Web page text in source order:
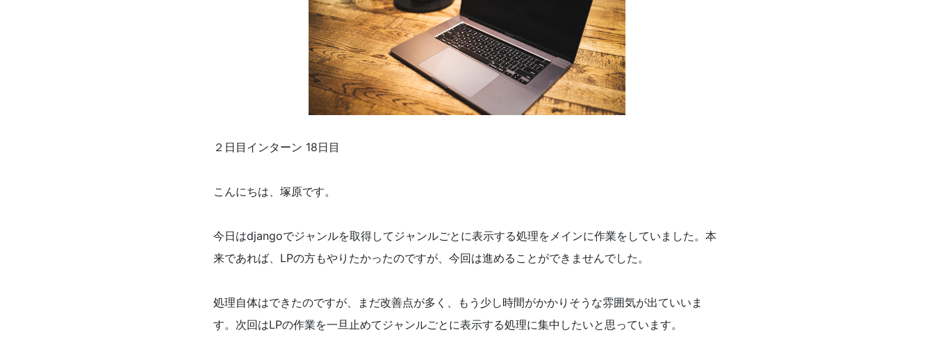
２日目インターン 18日目
こんにちは、塚原です。
今日はdjangoでジャンルを取得してジャンルごとに表示する処理をメインに作業をしていました。本
来であれば、LPの方もやりたかったのですが、今回は進めることができませんでした。
処理自体はできたのですが、まだ改善点が多く、もう少し時間がかかりそうな雰囲気が出ていいま
す。次回はLPの作業を一旦止めて ジャンルごとに表示する処理に集中したいと思っています。